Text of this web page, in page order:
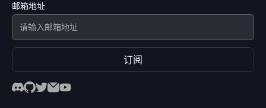
邮箱地址
订阅